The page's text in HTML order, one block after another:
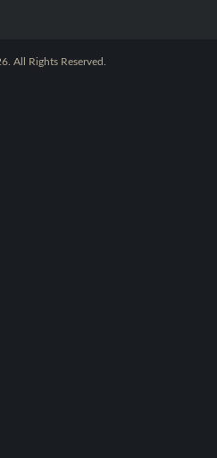
All Rights Reserved.